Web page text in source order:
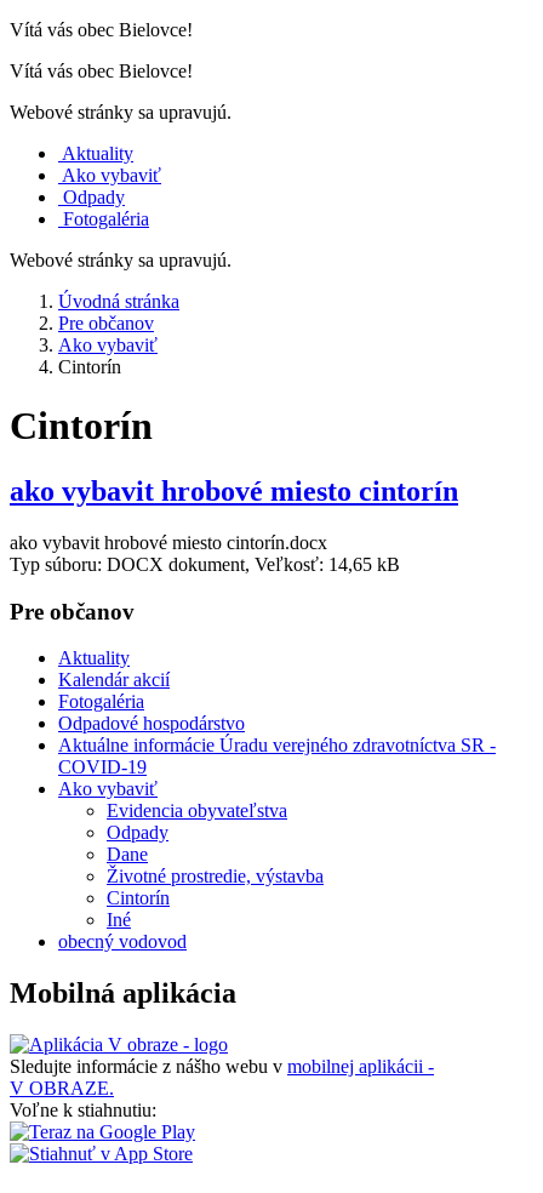
Vítá vás obec Bielovce!
Vítá vás obec Bielovce!
Webové stránky sa upravujú.
Aktuality
Ako vybaviť
Odpady
Fotogaléria
Webové stránky sa upravujú.
Úvodná stránka
Pre občanov
Ako vybaviť
Cintorín
Cintorín
ako vybavit hrobové miesto cintorín
ako vybavit hrobové miesto cintorín.docx
Typ súboru: DOCX dokument, Veľkosť: 14,65 kB
Pre občanov
Aktuality
Kalendár akcií
Fotogaléria
Odpadové hospodárstvo
Aktuálne informácie Úradu verejného zdravotníctva SR -
COVID-19
Ako vybaviť
Evidencia obyvateľstva
Odpady
Dane
Životné prostredie, výstavba
Cintorín
Iné
obecný vodovod
Mobilná aplikácia
Sledujte informácie z nášho webu v mobilnej aplikácii -
V OBRAZE.
Voľne k stiahnutiu: